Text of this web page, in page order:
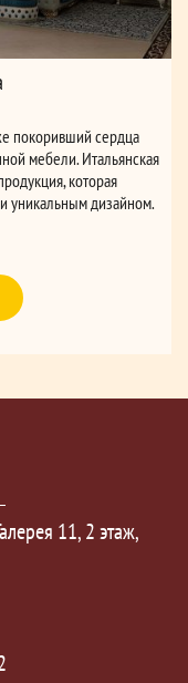
покоривший сердца
мебели. Итальянская
которая
уникальным дизайном.
11, 2 этаж,